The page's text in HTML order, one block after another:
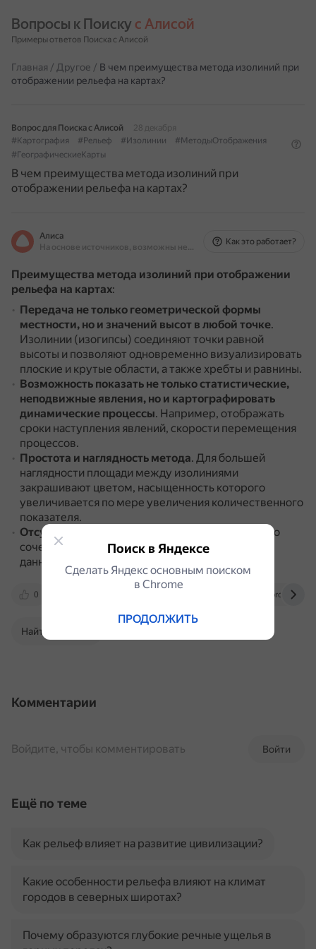
Вопросы к Поиску с Алисой
Примеры ответов Поиска с Алисой
Главная / Другое / В чем преимущества метода изолиний при
отображении рельефа на картах?
Вопрос для Поиска с Алисой
28 декабря
#Картография
#Рельеф #Изолинии
#МетодыОтображения
#ГеографическиеКарты
В чем преимущества метода изолиний при
отображении рельефа на картах?
Алиса
На основе источников, возможны неточности
Как это работает?
Преимущества метода изолиний при отображении
рельефа на картах:
Передача не только геометрической формы
местности, но и значений высот в любой точке.
Изолинии (изогипсы) соединяют точки равной
высоты и позволяют одновременно визуализировать
плоские и крутые области, а также хребты и равнины.
Возможность показать не только статистические,
неподвижные явления, но и картографировать
динамические процессы. Например, отображать
сроки наступления явлений, скорости перемещения
процессов.
Простота и наглядность метода. Для большей
наглядности площади между изолиниями
закрашивают цветом, насыщенность которого
увеличивается по мере увеличения количественного
показателя.
Отсутствие большой легенды
Изолинии хорошо
сочетаются с другими способами отображения
данных на карте.
0
Найти в Поиске
Комментарии
Войти
Войдите, чтобы комментировать
Ещё по теме
Как рельеф влияет на развитие цивилизации?
Какие особенности рельефа влияют на климат
городов в северных широтах?
Почему образуются глубокие речные ущелья в
Поиск в Яндексе
Сделать Яндекс основным поиском
в Сhrome
ПРОДОЛЖИТЬ